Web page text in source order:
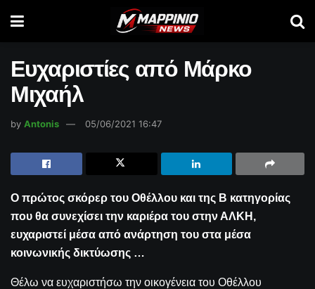
Ευχαριστίες από Μάρκο
Μιχαήλ
by Antonis 05/06/2021 16:47
Ο πρώτος σκόρερ του Οθέλλου και της Β κατηγορίας
που θα συνεχίσει την καριέρα του στην ΑΛΚΗ,
ευχαριστεί μέσα από ανάρτηση του στα μέσα
κοινωνικής δικτύωσης …
Θέλω να ευχαριστήσω την οικογένεια του Οθέλλου